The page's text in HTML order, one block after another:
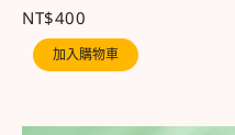
NT$400
加入購物車